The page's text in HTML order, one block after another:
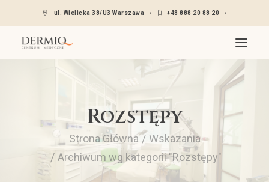
ul. Wielicka 38/U3 Warszawa +48 888 20 88 20
Lekarze dermatolodzy
Cennik
Rozstępy
Strona Główna
Wskazania
Archiwum wg kategorii "Rozstępy"